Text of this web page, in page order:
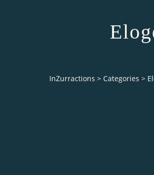
InZurractions > Categories >